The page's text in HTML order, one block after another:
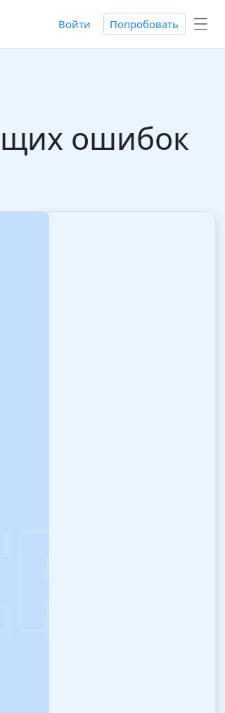
Войти Попробовать
ошибок